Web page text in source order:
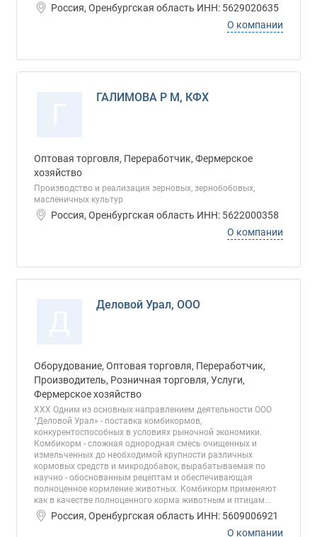
Россия, Оренбургская область ИНН: 5629020635
О компании
ГАЛИМОВА Р М, КФХ
Оптовая торговля, Переработчик, Фермерское
хозяйство
Производство и реализация зерновых, зернобобовых,
масленичных культур
Россия, Оренбургская область ИНН: 5622000358
О компании
Деловой Урал, ООО
Оборудование, Оптовая торговля, Переработчик,
Производитель, Розничная торговля, Услуги,
Фермерское хозяйство
ХХХ Одним из основных направлением деятельности ООО
"Деловой Урал» - поставка комбикормов,
конкурентоспособных в условиях рыночной экономики.
Комбикорм - сложная однородная смесь очищенных и
измельченных до необходимой крупности различных
кормовых средств и микродобавок, вырабатываемая по
научно - обоснованным рецептам и обеспечивающая
полноценное кормление животных. Комбикорм применяют
как в качестве полноценного корма животным и птицам...
Россия, Оренбургская область ИНН: 5609006921
О компании